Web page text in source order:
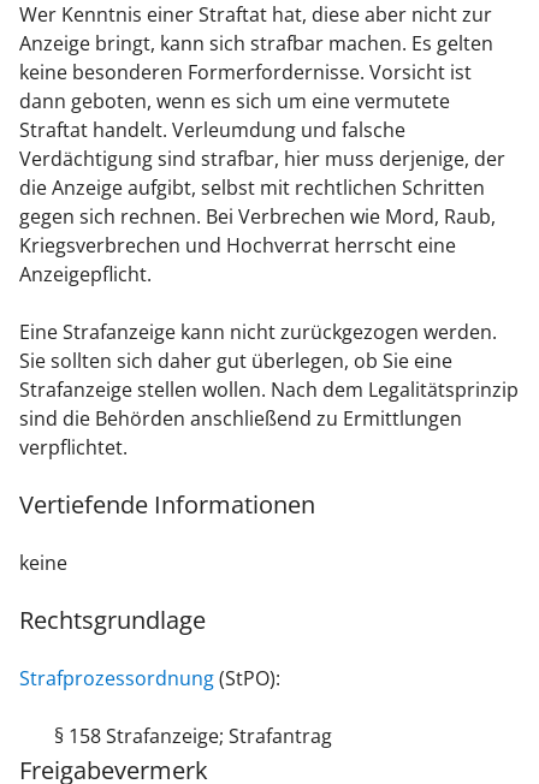
Wer Kenntnis einer Straftat hat, diese aber nicht zur
Anzeige bringt, kann sich strafbar machen. Es gelten
keine besonderen Formerfordernisse. Vorsicht ist
dann geboten, wenn es sich um eine vermutete
Straftat handelt. Verleumdung und falsche
Verdächtigung sind strafbar, hier muss derjenige, der
die Anzeige aufgibt, selbst mit rechtlichen Schritten
gegen sich rechnen. Bei Verbrechen wie Mord, Raub,
Kriegsverbrechen und Hochverrat herrscht eine
Anzeigepflicht.
Eine Strafanzeige kann nicht zurückgezogen werden.
Sie sollten sich daher gut überlegen, ob Sie eine
Strafanzeige stellen wollen. Nach dem Legalitätsprinzip
sind die Behörden anschließend zu Ermittlungen
verpflichtet.
Vertiefende Informationen
keine
Rechtsgrundlage
Strafprozessordnung(StPO):
§ 158 Strafanzeige; Strafantrag
Freigabevermerk